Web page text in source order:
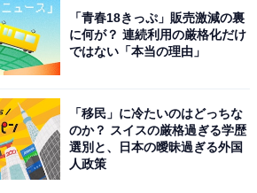
ない人……約4割が「金融資産は
「青春18きっぷ」販売激減の裏
に何が？ 連続利用の厳格化だけ
ではない「本当の理由」
「移民」に冷たいのはどっちな
のか？ スイスの厳格過ぎる学歴
選別と、日本の曖昧過ぎる外国
人政策